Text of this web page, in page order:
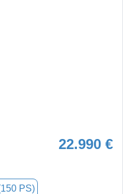
22.990 €
PS)